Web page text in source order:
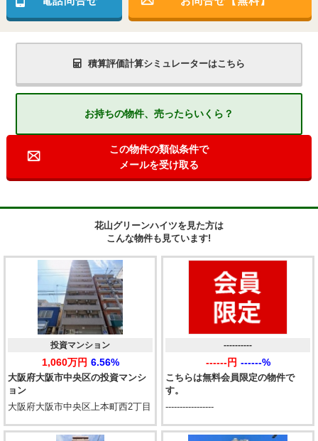
積算評価計算シミュレーターはこちら
お持ちの物件、売ったらいくら？
この物件の類似条件で
メールを受け取る
花山グリーンハイツを見た方は
こんな物件も見ています!
大阪府大阪市中央区の投資マンシ
ョン
投資マンション
1,060万円 6.56%
大阪府大阪市中央区上本町西2丁目
こちらは無料会員限定の物件で
す。
----------
------円 ------%
-----------------